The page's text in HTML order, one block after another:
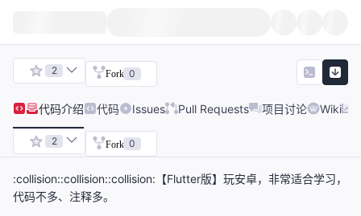
2 Fork 0
代码介绍 代码 Issues Pull Requests 项目讨论 Wiki
2 Fork 0
:collision::collision::collision:【Flutter版】玩安卓，非常适合学习，
代码不多、注释多。